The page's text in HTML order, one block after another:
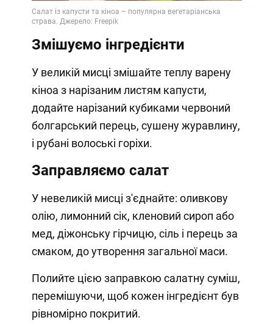
Змішуємо інгредієнти
У великій мисці змішайте теплу варену
кіноа з нарізаним листям капусти,
додайте нарізаний кубиками червоний
болгарський перець, сушену журавлину,
і рубані волоські горіхи.
Заправляємо салат
У невеликій мисці з'єднайте: оливкову
олію, лимонний сік, кленовий сироп або
мед, діжонську гірчицю, сіль і перець за
смаком, до утворення загальної маси.
Полийте цією заправкою салатну суміш,
перемішуючи, щоб кожен інгредієнт був
рівномірно покритий.